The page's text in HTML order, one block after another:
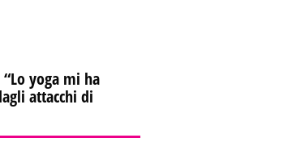
yoga mi ha
attacchi di